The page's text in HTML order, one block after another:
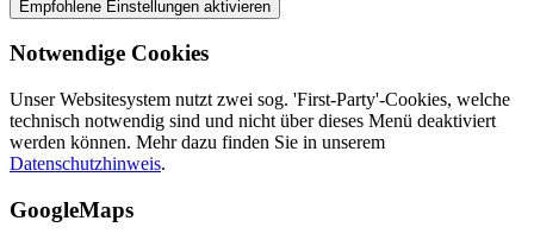
Notwendige Cookies
Unser Websitesystem nutzt zwei sog. 'First-Party'-Cookies, welche
technisch notwendig sind und nicht über dieses Menü deaktiviert
werden können. Mehr dazu finden Sie in unserem
Datenschutzhinweis.
GoogleMaps